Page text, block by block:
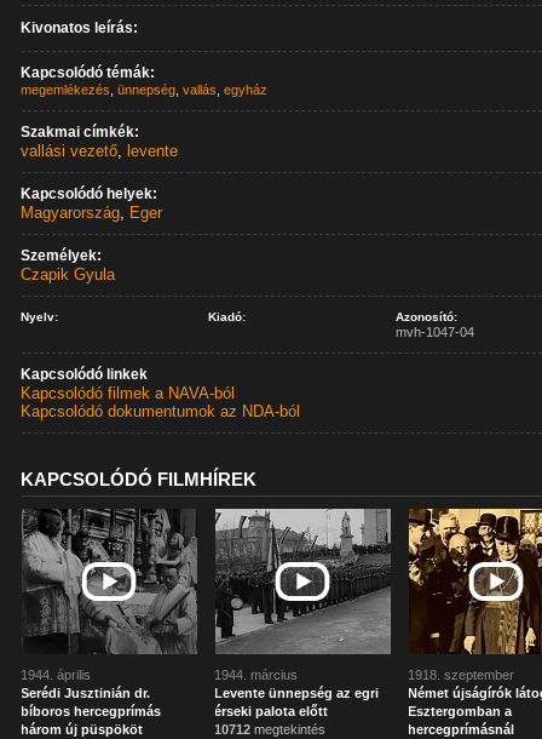
Kivonatos leírás:
Kapcsolódó témák:
megemlékezés ,ünnepség ,vallás ,egyház
Szakmai címkék:
vallási vezető, levente
Kapcsolódó helyek:
Magyarország, Eger
Személyek:
Czapik Gyula
Nyelv: Kiadó: Azonosító:
mvh-1047-04
Kapcsolódó linkek
Kapcsolódó filmek a NAVA-ból
Kapcsolódó dokumentumok az NDA-ból
KAPCSOLÓDÓ FILMHÍREK
1944. április
Serédi Jusztinián dr.
bíboros hercegprímás
három új püspököt
1944. március
Levente ünnepség az egri
érseki palota előtt
10712 megtekintés
1918. szeptember
Német újságírók
Esztergomban a
hercegprímásnál